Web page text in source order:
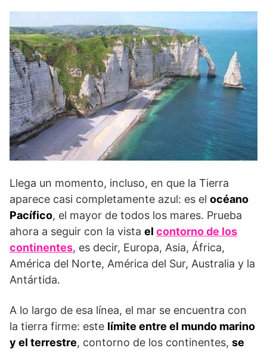
Llega un momento, incluso, en que la Tierra
aparece casi completamente azul: es el océano
Pacífico, el mayor de todos los mares. Prueba
ahora a seguir con la vista el contorno de los
continentes, es decir, Europa, Asia, África,
América del Norte, América del Sur, Australia y la
Antártida.
A lo largo de esa línea, el mar se encuentra con
la tierra firme: este límite entre el mundo marino
y el terrestre, contorno de los continentes, se